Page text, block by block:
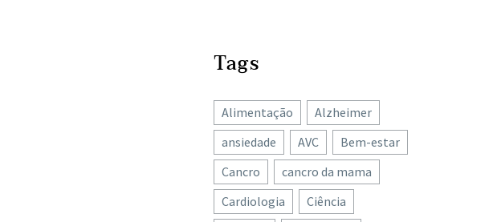
Tags
Alimentação
Alzheimer
ansiedade
AVC
Bem-estar
Cancro
cancro da mama
Cardiologia
Ciência